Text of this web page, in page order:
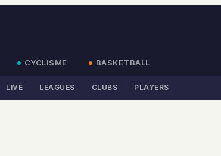
CYCLISME BASKETBALL
LIVE LEAGUES CLUBS PLAYERS